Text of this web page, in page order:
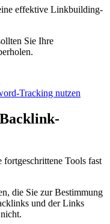
effektive Linkbuilding-
Sie Ihre
Tracking nutzen
Tools fast
die Sie zur Bestimmung
und der Links